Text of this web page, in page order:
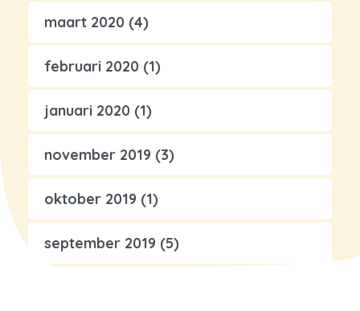
maart 2020 (4)
februari 2020 (1)
januari 2020 (1)
november 2019 (3)
oktober 2019 (1)
september 2019 (5)